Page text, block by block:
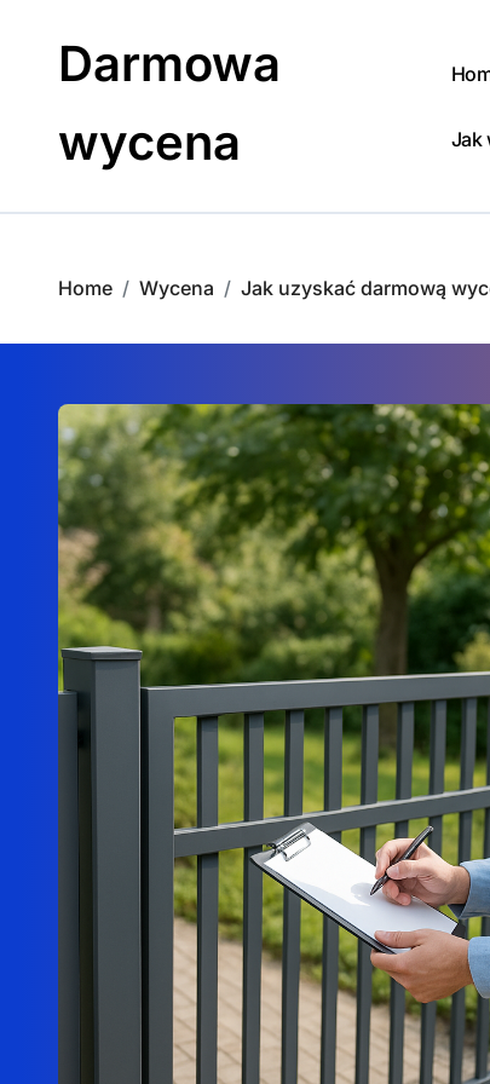
Darmowa
wycena
Jak
Home Wycena Jak uzyskać darmową